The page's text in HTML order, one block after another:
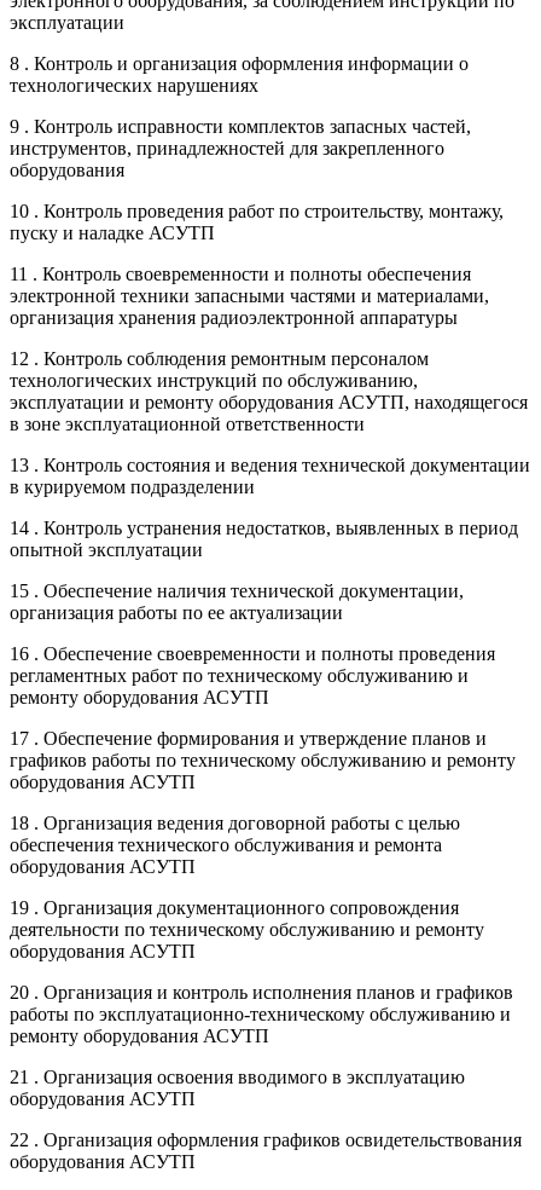
эксплуатации
8 . Контроль и организация оформления информации о
технологических нарушениях
9 . Контроль исправности комплектов запасных частей,
инструментов, принадлежностей для закрепленного
оборудования
10 . Контроль проведения работ по строительству, монтажу,
пуску и наладке АСУТП
11 . Контроль своевременности и полноты обеспечения
электронной техники запасными частями и материалами,
организация хранения радиоэлектронной аппаратуры
12 . Контроль соблюдения ремонтным персоналом
технологических инструкций по обслуживанию,
эксплуатации и ремонту оборудования АСУТП, находящегося
в зоне эксплуатационной ответственности
13 . Контроль состояния и ведения технической документации
в курируемом подразделении
14 . Контроль устранения недостатков, выявленных в период
опытной эксплуатации
15 . Обеспечение наличия технической документации,
организация работы по ее актуализации
16 . Обеспечение своевременности и полноты проведения
регламентных работ по техническому обслуживанию и
ремонту оборудования АСУТП
17 . Обеспечение формирования и утверждение планов и
графиков работы по техническому обслуживанию и ремонту
оборудования АСУТП
18 . Организация ведения договорной работы с целью
обеспечения технического обслуживания и ремонта
оборудования АСУТП
19 . Организация документационного сопровождения
деятельности по техническому обслуживанию и ремонту
оборудования АСУТП
20 . Организация и контроль исполнения планов и графиков
работы по эксплуатационно-техническому обслуживанию и
ремонту оборудования АСУТП
21 . Организация освоения вводимого в эксплуатацию
оборудования АСУТП
22 . Организация оформления графиков освидетельствования
оборудования АСУТП